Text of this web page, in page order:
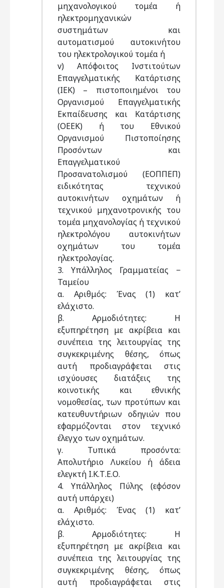
μηχανολογικού τομέα ή
ηλεκτρομηχανικών
συστημάτων και
αυτοματισμού αυτοκινήτου
του ηλεκτρολογικού τομέα ή
v) Απόφοιτος Ινστιτούτων
Επαγγελματικής Κατάρτισης
(ΙΕΚ) – πιστοποιημένοι του
Οργανισμού Επαγγελματικής
Εκπαίδευσης και Κατάρτισης
(ΟΕΕΚ) ή του Εθνικού
Οργανισμού Πιστοποίησης
Προσόντων και
Επαγγελματικού
Προσανατολισμού (ΕΟΠΠΕΠ)
ειδικότητας τεχνικού
αυτοκινήτων οχημάτων ή
τεχνικού μηχανοτρονικής του
τομέα μηχανολογίας ή τεχνικού
ηλεκτρολόγου αυτοκινήτων
οχημάτων του τομέα
ηλεκτρολογίας.
3. Υπάλληλος Γραμματείας −
Ταμείου
α. Αριθμός: Ένας (1) κατ’
ελάχιστο.
β. Αρμοδιότητες: Η
εξυπηρέτηση με ακρίβεια και
συνέπεια της λειτουργίας της
συγκεκριμένης θέσης, όπως
αυτή προδιαγράφεται στις
ισχύουσες διατάξεις της
κοινοτικής και εθνικής
νομοθεσίας, των προτύπων και
κατευθυντήριων οδηγιών που
εφαρμόζονται στον τεχνικό
έλεγχο των οχημάτων.
γ. Τυπικά προσόντα:
Απολυτήριο Λυκείου ή άδεια
ελεγκτή Ι.Κ.Τ.Ε.Ο.
4. Υπάλληλος Πύλης (εφόσον
αυτή υπάρχει)
α. Αριθμός: Ένας (1) κατ’
ελάχιστο.
β. Αρμοδιότητες: Η
εξυπηρέτηση με ακρίβεια και
συνέπεια της λειτουργίας της
συγκεκριμένης θέσης, όπως
αυτή προδιαγράφεται στις